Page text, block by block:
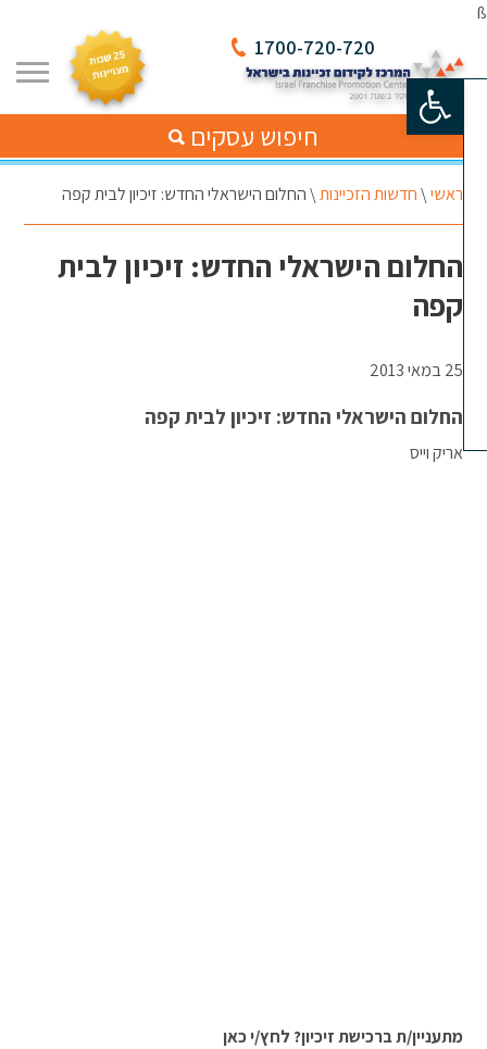
פתח סרגל נגישות
1700-720-720
חיפוש עסקים
ראשי\חדשות הזכיינות\החלום הישראלי החדש: זיכיון לבית קפה
החלום הישראלי החדש: זיכיון לבית
קפה
החלום הישראלי החדש: זיכיון לבית קפה
אריק וייס
מתעניין/ת ברכישת זיכיון? לחץ/י כאן